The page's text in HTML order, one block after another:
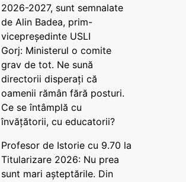
2026-2027, sunt semnalate
de Alin Badea, prim-
vicepreședinte USLI
Gorj: Ministerul o comite
grav de tot. Ne sună
directorii disperați că
oamenii rămân fără posturi.
Ce se întâmplă cu
învățătorii, cu educatorii?
Profesor de Istorie cu 9.70 la
Titularizare 2026: Nu prea
sunt mari așteptările. Din